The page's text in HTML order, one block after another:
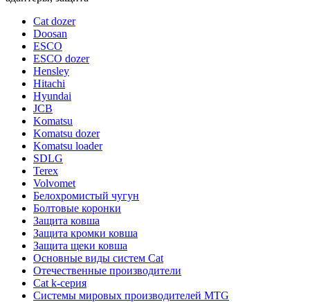
Cat dozer
Doosan
ESCO
ESCO dozer
Hensley
Hitachi
Hyundai
JCB
Komatsu
Komatsu dozer
Komatsu loader
SDLG
Terex
Volvomet
Белохромистый чугун
Болтовые коронки
Защита ковша
Защита кромки ковша
Защита щеки ковша
Основные виды систем Cat
Отечественные производители
Сat k-серия
Системы мировых производителей MTG